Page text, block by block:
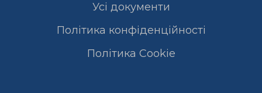
Усі документи
Політика конфіденційності
Полiтика Cookie